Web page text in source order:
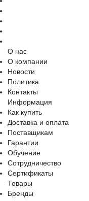
О нас
О компании
Новости
Политика
Контакты
Информация
Как купить
Доставка и оплата
Поставщикам
Гарантии
Обучение
Сотрудничество
Сертификаты
Товары
Бренды